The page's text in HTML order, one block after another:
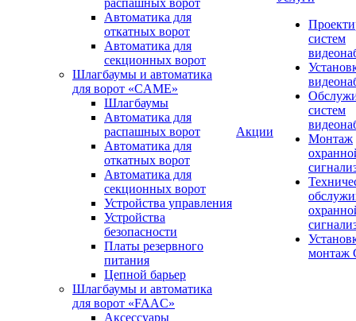
распашных ворот
Автоматика для
откатных ворот
Автоматика для
секционных ворот
Шлагбаумы и автоматика
для ворот «CAME»
Шлагбаумы
Автоматика для
распашных ворот
Автоматика для
откатных ворот
Автоматика для
секционных ворот
Устройства управления
Устройства
безопасности
Платы резервного
питания
Цепной барьер
Шлагбаумы и автоматика
для ворот «FAAC»
Аксессуары
Акции
систем
систем
Монтаж
монтаж